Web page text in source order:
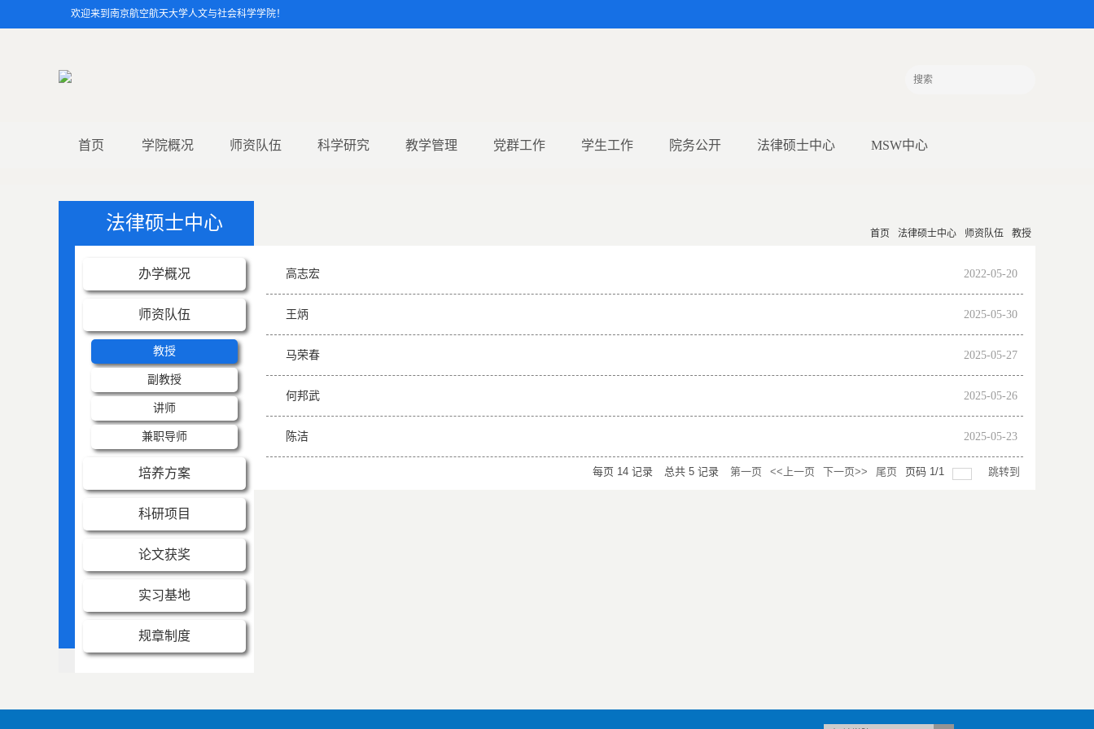
欢迎来到南京航空航天大学人文与社会科学学院！
首页 学院概况 师资队伍 科学研究 教学管理 党群工作 学生工作 院务公开 法律硕士中心 MSW中心
法律硕士中心
办学概况
师资队伍
教授
副教授
讲师
兼职导师
培养方案
科研项目
论文获奖
实习基地
规章制度
首页 法律硕士中心 师资队伍 教授
高志宏 2022-05-20
王炳 2025-05-30
马荣春 2025-05-27
何邦武 2025-05-26
陈洁 2025-05-23
每页 14 记录 总共 5 记录 第一页 <<上一页 下一页>> 尾页 页码 1/1 跳转到